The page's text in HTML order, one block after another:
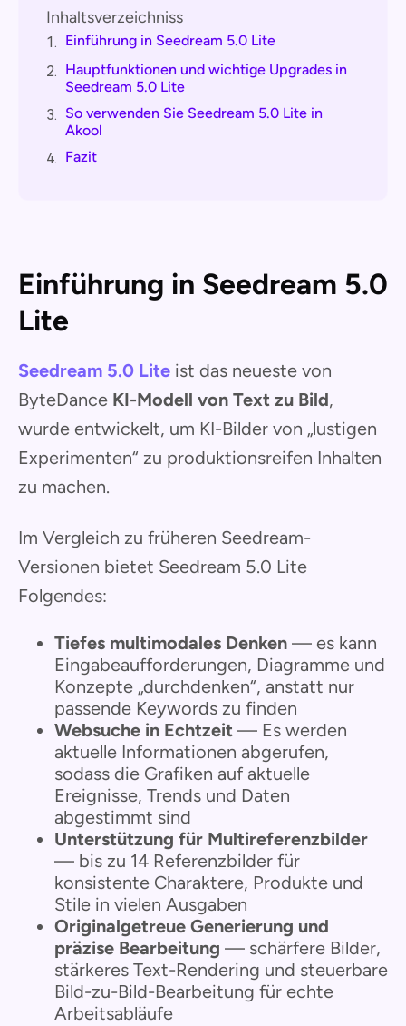
Inhaltsverzeichniss
1. Einführung in Seedream 5.0 Lite
2. Hauptfunktionen und wichtige Upgrades in
Seedream 5.0 Lite
3. So verwenden Sie Seedream 5.0 Lite in
Akool
4. Fazit
Einführung in Seedream 5.0
Lite
Seedream 5.0 Lite ist das neueste von
ByteDance KI-Modell von Text zu Bild,
wurde entwickelt, um KI-Bilder von „lustigen
Experimenten“ zu produktionsreifen Inhalten
zu machen.
Im Vergleich zu früheren Seedream-
Versionen bietet Seedream 5.0 Lite
Folgendes:
Tiefes multimodales Denken — es kann
Eingabeaufforderungen, Diagramme und
Konzepte „durchdenken“, anstatt nur
passende Keywords zu finden
Websuche in Echtzeit — Es werden
aktuelle Informationen abgerufen,
sodass die Grafiken auf aktuelle
Ereignisse, Trends und Daten
abgestimmt sind
Unterstützung für Multireferenzbilder
— bis zu 14 Referenzbilder für
konsistente Charaktere, Produkte und
Stile in vielen Ausgaben
Originalgetreue Generierung und
präzise Bearbeitung — schärfere Bilder,
stärkeres Text-Rendering und steuerbare
Bild-zu-Bild-Bearbeitung für echte
Arbeitsabläufe